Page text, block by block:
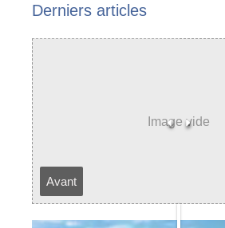
Derniers articles
Avant